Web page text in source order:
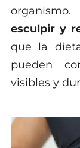
esculpir y
que la
pueden
visibles y